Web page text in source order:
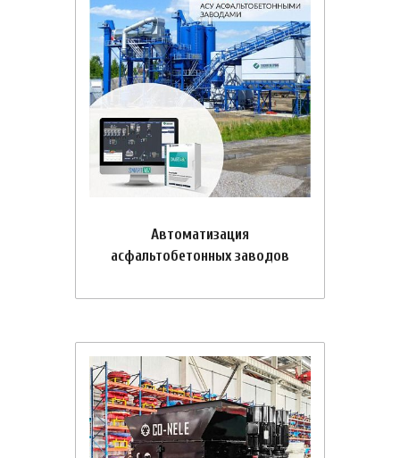
Автоматизация
асфальтобетонных заводов